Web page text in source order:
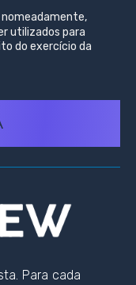
nomeadamente,
utilizados para
do exercício da
Para cada